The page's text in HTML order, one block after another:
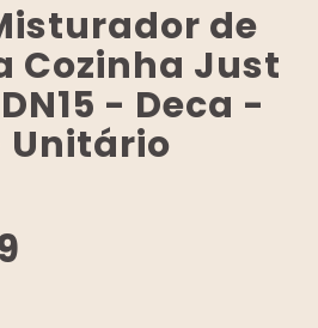
de
Cozinha Just
- Deca -
Unitário